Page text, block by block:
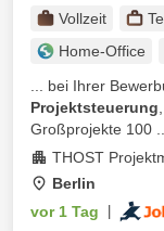
Vollzeit
Home-Office
... bei Ihrer
Projektsteuerung
Großprojekte 100 ...
THOST
Berlin
vor 1 Tag